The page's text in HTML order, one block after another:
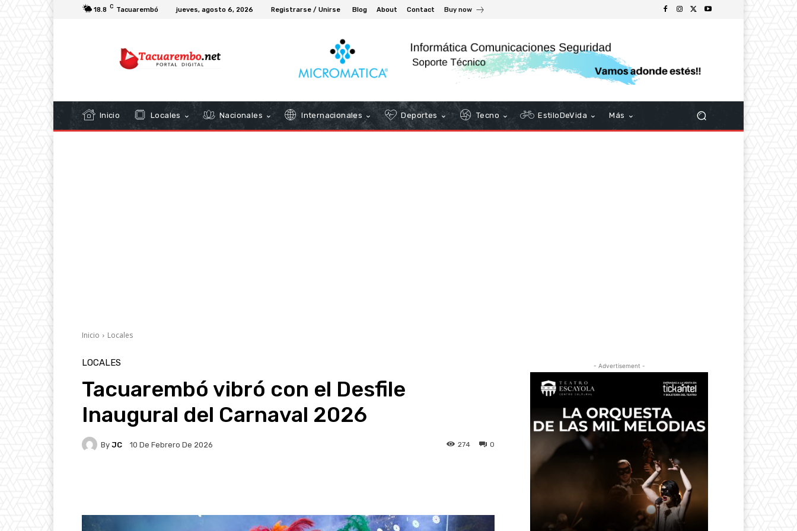
18.8 C Tacuarembó jueves, agosto 6, 2026 Registrarse / Unirse Blog About Contact Buy now
Inicio Locales Nacionales Internacionales Deportes Tecno EstiloDeVida Más
Inicio Locales
LOCALES
Tacuarembó vibró con el Desfile
Inaugural del Carnaval 2026
By JC 10 De Febrero De 2026 0
274
- Advertisement -